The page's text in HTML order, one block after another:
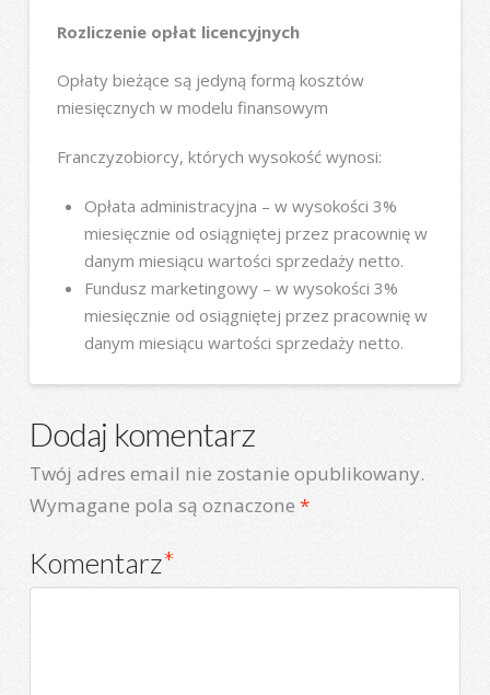
Rozliczenie opłat licencyjnych
Opłaty bieżące są jedyną formą kosztów
miesięcznych w modelu finansowym
Franczyzobiorcy, których wysokość wynosi:
Opłata administracyjna – w wysokości 3%
miesięcznie od osiągniętej przez pracownię w
danym miesiącu wartości sprzedaży netto.
Fundusz marketingowy – w wysokości 3%
miesięcznie od osiągniętej przez pracownię w
danym miesiącu wartości sprzedaży netto.
Dodaj komentarz
Twój adres email nie zostanie opublikowany.
Wymagane pola są oznaczone *
Komentarz*